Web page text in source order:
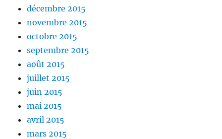
décembre 2015
novembre 2015
octobre 2015
septembre 2015
août 2015
juillet 2015
juin 2015
mai 2015
avril 2015
mars 2015